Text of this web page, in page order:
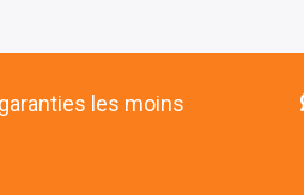
les moins